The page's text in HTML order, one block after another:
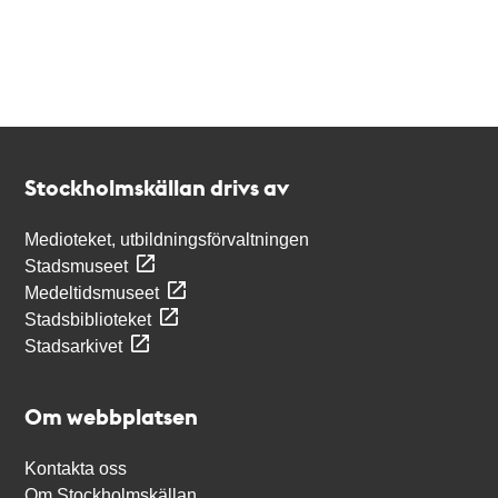
Stockholmskällan drivs av
Medioteket, utbildningsförvaltningen
Stadsmuseet
Medeltidsmuseet
Stadsbiblioteket
Stadsarkivet
Om webbplatsen
Kontakta oss